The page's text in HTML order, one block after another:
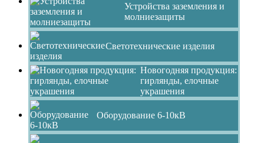
Устройства заземления и
молниезащиты
Светотехнические изделия
Новогодняя продукция:
гирлянды, елочные
украшения
Оборудование 6-10кВ